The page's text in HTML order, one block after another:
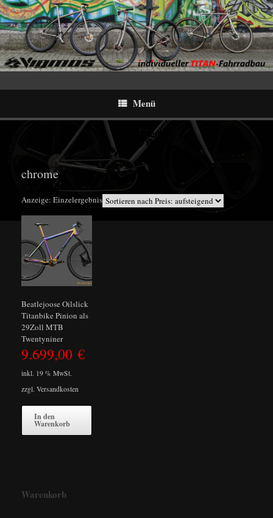
Menü
chrome
Anzeige: Einzelergebnis
Beatlejoose Oilslick
Titanbike Pinion als
29Zoll MTB
Twentyniner
9.699,00 €
inkl. 19 % MwSt.
zzgl. Versandkosten
In den
Warenkorb
Warenkorb